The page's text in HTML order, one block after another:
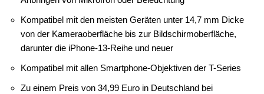
Kompatibel mit den meisten Geräten unter 14,7 mm Dicke
von der Kameraoberfläche bis zur Bildschirmoberfläche,
darunter die iPhone-13-Reihe und neuer
Kompatibel mit allen Smartphone-Objektiven der T-Series
Zu einem Preis von 34,99 Euro in Deutschland bei